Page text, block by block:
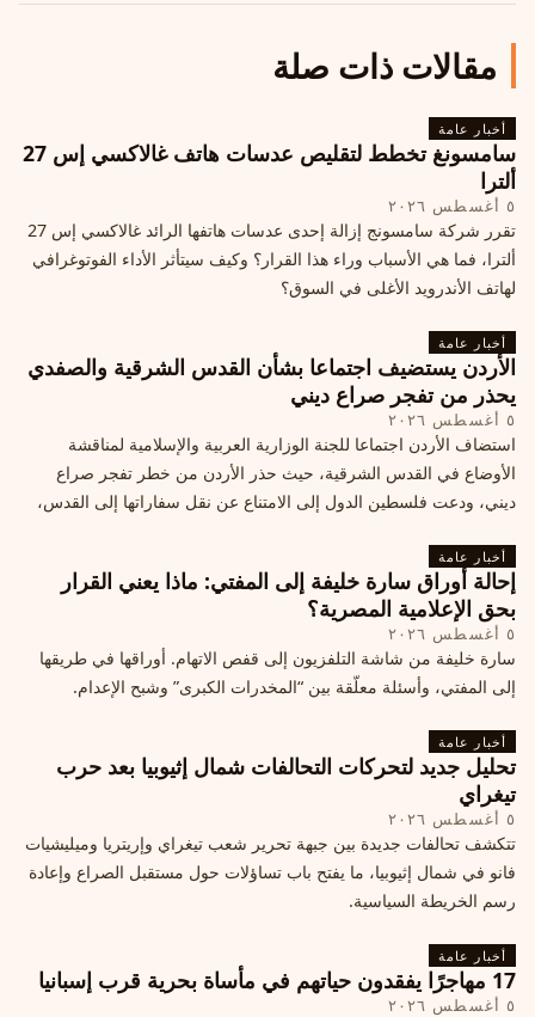
مقالات ذات صلة
أخبار عامة
سامسونغ تخطط لتقليص عدسات هاتف غالاكسي إس 27
ألترا
٥ أغسطس ٢٠٢٦
تقرر شركة سامسونج إزالة إحدى عدسات هاتفها الرائد غالاكسي إس 27
ألترا، فما هي الأسباب وراء هذا القرار؟ وكيف سيتأثر الأداء الفوتوغرافي
لهاتف الأندرويد الأغلى في السوق؟
أخبار عامة
الأردن يستضيف اجتماعا بشأن القدس الشرقية والصفدي
يحذر من تفجر صراع ديني
٥ أغسطس ٢٠٢٦
استضاف الأردن اجتماعا للجنة الوزارية العربية والإسلامية لمناقشة
الأوضاع في القدس الشرقية، حيث حذر الأردن من خطر تفجر صراع
ديني، ودعت فلسطين الدول إلى الامتناع عن نقل سفاراتها إلى القدس،
أخبار عامة
إحالة أوراق سارة خليفة إلى المفتي: ماذا يعني القرار
بحق الإعلامية المصرية؟
٥ أغسطس ٢٠٢٦
سارة خليفة من شاشة التلفزيون إلى قفص الاتهام. أوراقها في طريقها
إلى المفتي، وأسئلة معلّقة بين “المخدرات الكبرى” وشبح الإعدام.
أخبار عامة
تحليل جديد لتحركات التحالفات شمال إثيوبيا بعد حرب
تيغراي
٥ أغسطس ٢٠٢٦
تتكشف تحالفات جديدة بين جبهة تحرير شعب تيغراي وإريتريا وميليشيات
فانو في شمال إثيوبيا، ما يفتح باب تساؤلات حول مستقبل الصراع وإعادة
رسم الخريطة السياسية.
أخبار عامة
17 مهاجرًا يفقدون حياتهم في مأساة بحرية قرب إسبانيا
٥ أغسطس ٢٠٢٦